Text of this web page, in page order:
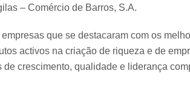
– Comércio de Barros, S.A.
que se destacaram com os
activos na criação de riqueza e de
de crescimento, qualidade e liderança